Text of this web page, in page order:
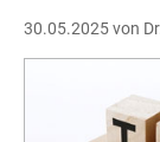
30.05.2025von